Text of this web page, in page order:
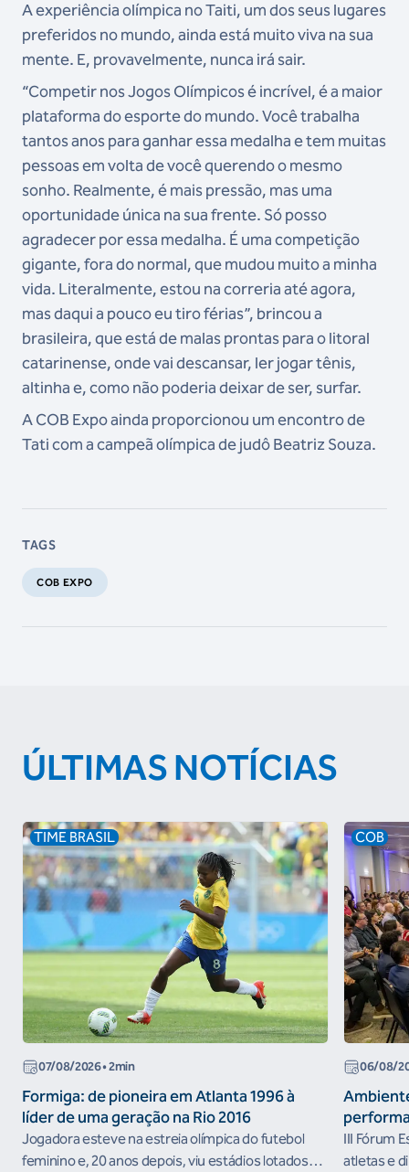
A experiência olímpica no Taiti, um dos seus lugares
preferidos no mundo, ainda está muito viva na sua
mente. E, provavelmente, nunca irá sair.
“Competir nos Jogos Olímpicos é incrível, é a maior
plataforma do esporte do mundo. Você trabalha
tantos anos para ganhar essa medalha e tem muitas
pessoas em volta de você querendo o mesmo
sonho. Realmente, é mais pressão, mas uma
oportunidade única na sua frente. Só posso
agradecer por essa medalha. É uma competição
gigante, fora do normal, que mudou muito a minha
vida. Literalmente, estou na correria até agora,
mas daqui a pouco eu tiro férias”, brincou a
brasileira, que está de malas prontas para o litoral
catarinense, onde vai descansar, ler jogar tênis,
altinha e, como não poderia deixar de ser, surfar.
A COB Expo ainda proporcionou um encontro de
Tati com a campeã olímpica de judô Beatriz Souza.
TAGS
COB EXPO
ÚLTIMAS NOTÍCIAS
TIME BRASIL
07/08/2026• 2min
Formiga: de pioneira em Atlanta 1996 à
líder de uma geração na Rio 2016
Jogadora esteve na estreia olímpica do futebol
feminino e, 20 anos depois, viu estádios lotados
COB
06/08/
III Fórum
atletas e